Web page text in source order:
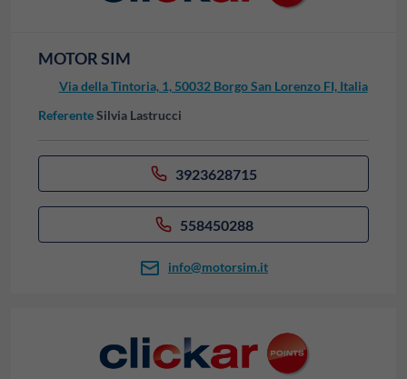
MOTOR SIM
Via della Tintoria, 1, 50032 Borgo San Lorenzo FI, Italia
ReferenteSilvia Lastrucci
3923628715
558450288
info@motorsim.it